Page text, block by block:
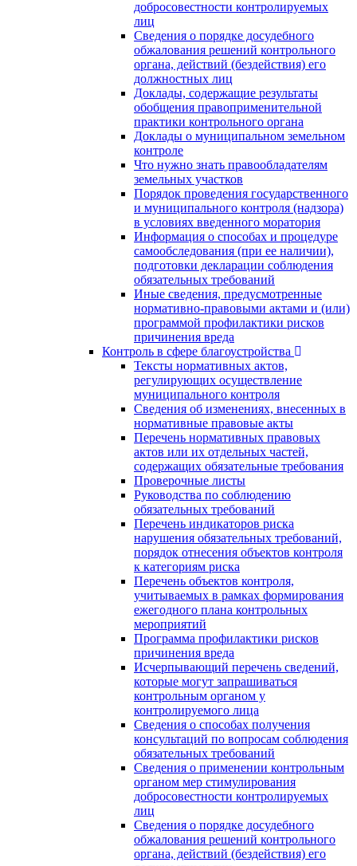
добросовестности контролируемых
лиц
Сведения о порядке досудебного
обжалования решений контрольного
органа, действий (бездействия) его
должностных лиц
Доклады, содержащие результаты
обобщения правоприменительной
практики контрольного органа
Доклады о муниципальном земельном
контроле
Что нужно знать правообладателям
земельных участков
Порядок проведения государственного
и муниципального контроля (надзора)
в условиях введенного моратория
Информация о способах и процедуре
самообследования (при ее наличии),
подготовки декларации соблюдения
обязательных требований
Иные сведения, предусмотренные
нормативно-правовыми актами и (или)
программой профилактики рисков
причинения вреда
Контроль в сфере благоустройства
Тексты нормативных актов,
регулирующих осуществление
муниципального контроля
Сведения об изменениях, внесенных в
нормативные правовые акты
Перечень нормативных правовых
актов или их отдельных частей,
содержащих обязательные требования
Проверочные листы
Руководства по соблюдению
обязательных требований
Перечень индикаторов риска
нарушения обязательных требований,
порядок отнесения объектов контроля
к категориям риска
Перечень объектов контроля,
учитываемых в рамках формирования
ежегодного плана контрольных
мероприятий
Программа профилактики рисков
причинения вреда
Исчерпывающий перечень сведений,
которые могут запрашиваться
контрольным органом у
контролируемого лица
Сведения о способах получения
консультаций по вопросам соблюдения
обязательных требований
Сведения о применении контрольным
органом мер стимулирования
добросовестности контролируемых
лиц
Сведения о порядке досудебного
обжалования решений контрольного
органа, действий (бездействия) его